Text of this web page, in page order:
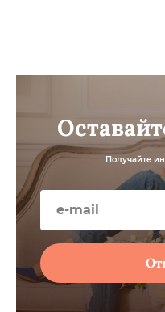
Получайте